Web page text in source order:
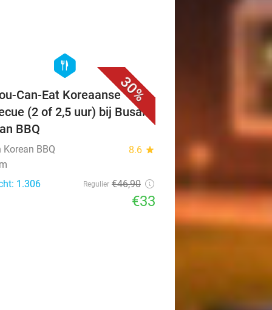
30%
hexagon
food
Can-Eat Koreaanse
(2 of 2,5 uur) bij Busan
BBQ
Korean BBQ 8.6 star
1.306
Regulier €46,90
€33